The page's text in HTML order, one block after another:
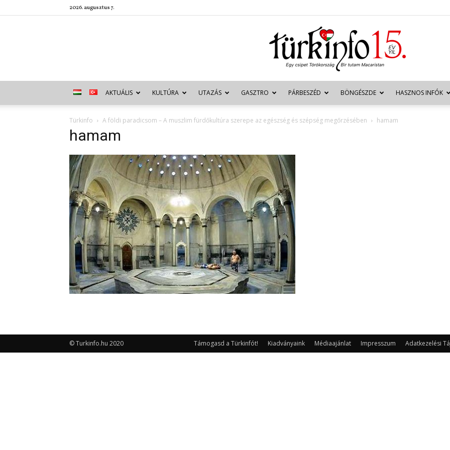
2026. augusztus 7.
Türkinfo
AKTUÁLIS KULTÚRA UTAZÁS GASZTRO PÁRBESZÉD BÖNGÉSZDE HASZNOS INFÓK
Türkinfo A földi paradicsom – A muszlim fürdőkultúra szerepe az egészség és szépség megőrzésében hamam
hamam
Támogasd a Türkinfót! Kiadványaink Médiaajánlat Impresszum Adatkezelési
© Turkinfo.hu 2020